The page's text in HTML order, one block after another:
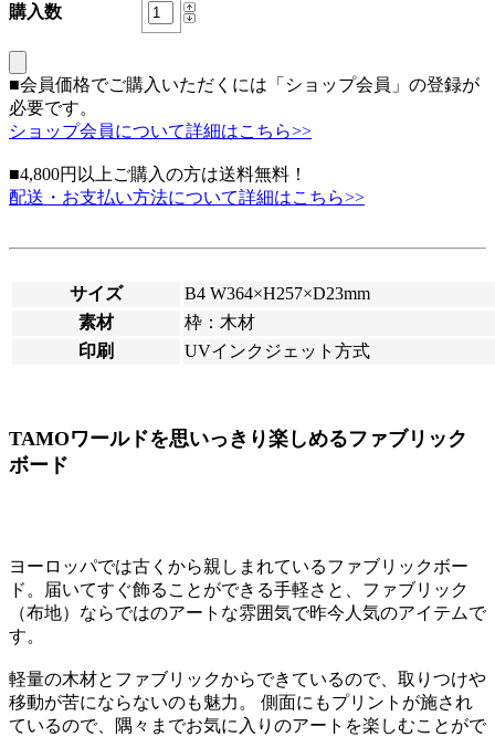
購入数
■会員価格でご購入いただくには「ショップ会員」の登録が
必要です。
ショップ会員について詳細はこちら>>
■4,800円以上ご購入の方は送料無料！
配送・お支払い方法について詳細はこちら>>
サイズ
B4 W364×H257×D23mm
素材
枠：木材
印刷
UVインクジェット方式
TAMOワールドを思いっきり楽しめるファブリック
ボード
ヨーロッパでは古くから親しまれているファブリックボー
ド。届いてすぐ飾ることができる手軽さと、ファブリック
（布地）ならではのアートな雰囲気で昨今人気のアイテムで
す。
軽量の木材とファブリックからできているので、取りつけや
移動が苦にならないのも魅力。 側面にもプリントが施され
ているので、隅々までお気に入りのアートを楽しむことがで